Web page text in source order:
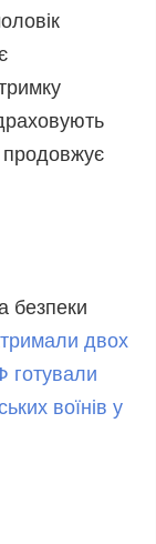
продовжує
безпеки
двох
готували
воїнів у